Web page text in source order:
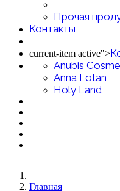
Прочая
Контакты
current-item active">
Anubis
Anna Lotan
Holy Land
Главная